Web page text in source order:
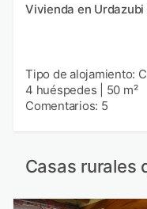
Vivienda en
Tipo de alojamiento:
4 huéspedes
50 m²
Comentarios: 5
Casas rurales